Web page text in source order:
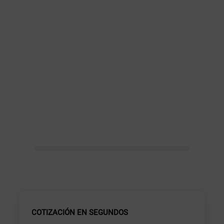
COTIZACIÓN EN SEGUNDOS